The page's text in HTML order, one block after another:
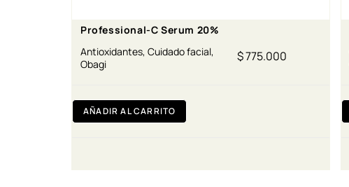
Professional-C Serum 20%
Antioxidantes, Cuidado facial,
Obagi
$775.000
AÑADIR AL CARRITO